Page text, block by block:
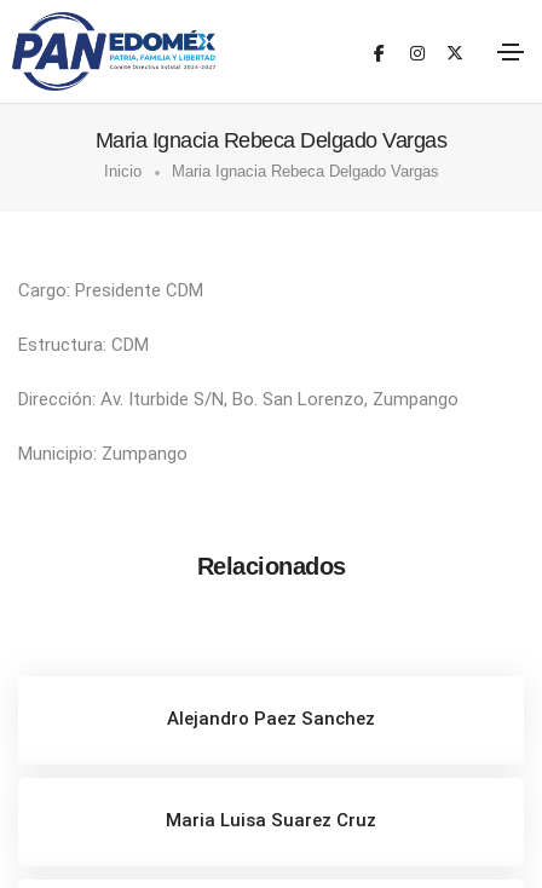
Maria Ignacia Rebeca Delgado Vargas
Inicio Maria Ignacia Rebeca Delgado Vargas
Cargo: Presidente CDM
Estructura: CDM
Dirección: Av. Iturbide S/N, Bo. San Lorenzo, Zumpango
Municipio: Zumpango
Relacionados
Alejandro Paez Sanchez
Maria Luisa Suarez Cruz